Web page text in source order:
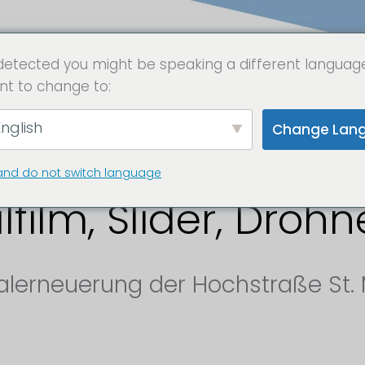
–
14 Kameras,
Slider,
der Hochstraße St.
you might be speaking a different
to change to:
Change
do not switch language